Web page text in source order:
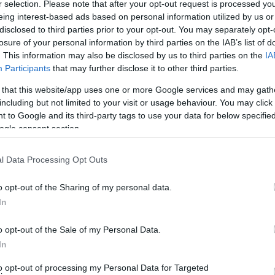
selection. Please note that after your opt-out request is processed
interest-based ads based on personal information utilized by us
to third parties prior to your opt-out. You may separately
of your personal information by third parties on the IAB’s list of
This information may also be disclosed by us to third parties on the
Participants that may further disclose it to other third parties.
that this website/app uses one or more Google services and may
but not limited to your visit or usage behaviour. You may
to Google and its third-party tags to use your data for below
consent section.
Data Processing Opt Outs
opt-out of the Sharing of my personal data.
opt-out of the Sale of my Personal Data.
opt-out of processing my Personal Data for Targeted
Δήμου της Άνδρου, που περιελάμβανε την
μέχρι την Παλαιόπολη και την Βουρκωτή στα άκρα.
να μας πουν πολλά και να υποστηρίξουν
αρκετά είναι άγνωστα από την απόσταση. Με την
και ευδιάκριτο σχήμα.
Δ. Μπασαντής